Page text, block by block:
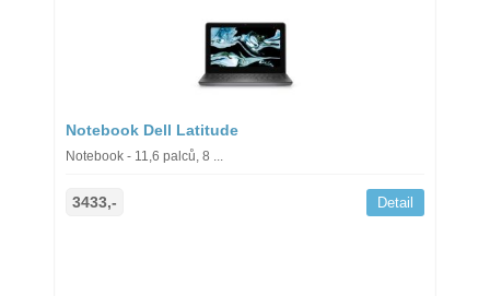
Notebook Dell Latitude
Notebook - 11,6 palců, 8 ...
3433,- Detail